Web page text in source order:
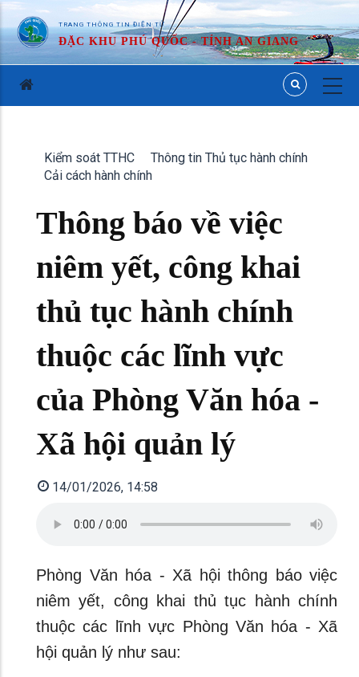
TRANG THÔNG TIN ĐIỆN TỬ
ĐẶC KHU PHÚ QUỐC - TỈNH AN GIANG
Kiểm soát TTHC
Thông tin Thủ tục hành chính
Cải cách hành chính
Thông báo về việc
niêm yết, công khai
thủ tục hành chính
thuộc các lĩnh vực
của Phòng Văn hóa -
Xã hội quản lý
14/01/2026, 14:58
Phòng Văn hóa - Xã hội thông báo việc
niêm yết, công khai thủ tục hành chính
thuộc các lĩnh vực Phòng Văn hóa - Xã
hội quản lý như sau: